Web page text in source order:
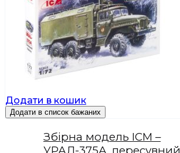
Додати в кошик
Додати в список бажаних
Збірна модель ICM –
УРАЛ-375А, пересувний